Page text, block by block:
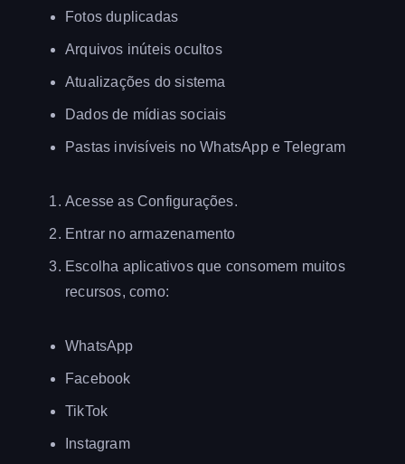
Fotos duplicadas
Arquivos inúteis ocultos
Atualizações do sistema
Dados de mídias sociais
Pastas invisíveis no WhatsApp e Telegram
Acesse as Configurações.
Entrar no armazenamento
Escolha aplicativos que consomem muitos
recursos, como:
WhatsApp
Facebook
TikTok
Instagram